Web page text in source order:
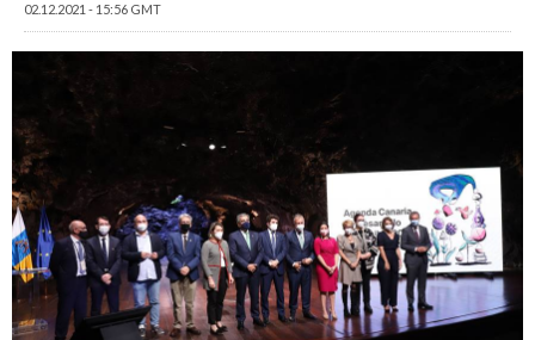
02.12.2021 - 15:56 GMT